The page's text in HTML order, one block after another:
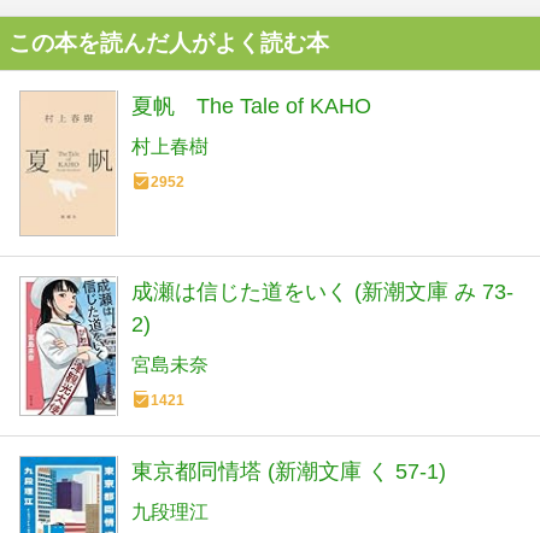
この本を読んだ人がよく読む本
夏帆 The Tale of KAHO
村上春樹
2952
成瀬は信じた道をいく (新潮文庫 み 73-
2)
宮島未奈
1421
東京都同情塔 (新潮文庫 く 57-1)
九段理江